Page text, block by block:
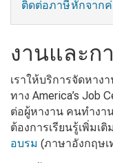
ติดต่อภาษีหักจากค่
งานและก
เราให้บริการจัดหา
ทาง America’s Job
ต่อผู้หางาน คนทำงา
ต้องการเรียนรู้เพิ่มเ
อบรม (ภาษาอังกฤษ